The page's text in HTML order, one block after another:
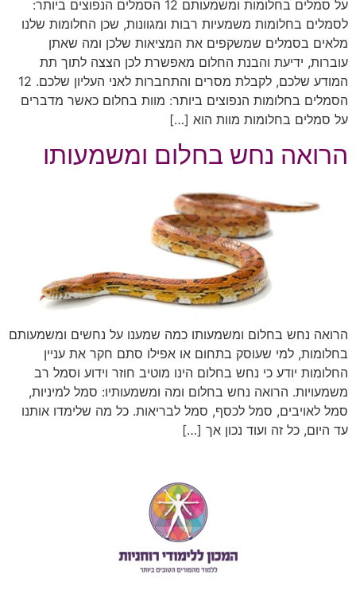
על סמלים בחלומות ומשמעותם 12 הסמלים הנפוצים ביותר:
לסמלים בחלומות משמעיות רבות ומגוונות, שכן החלומות שלנו
מלאים בסמלים שמשקפים את המציאות שלכן ומה שאתן
עוברות, ידיעת והבנת החלום מאפשרת לכן הצצה לתוך תת
המודע שלכם, לקבלת מסרים והתחברות לאני העליון שלכם. 12
הסמלים בחלומות הנפוצים ביותר: מוות בחלום כאשר מדברים
על סמלים בחלומות מוות הוא […]
הרואה נחש בחלום ומשמעותו
הרואה נחש בחלום ומשמעותו כמה שמענו על נחשים ומשמעותם
בחלומות, למי שעוסק בתחום או אפילו סתם חקר את עניין
החלומות יודע כי נחש בחלום הינו מוטיב חוזר וידוע וסמל רב
משמעויות. הרואה נחש בחלום ומה ומשמעותיו: סמל למיניות,
סמל לאויבים, סמל לכסף, סמל לבריאות. כל מה שלימדו אותנו
עד היום, כל זה ועוד נכון אך […]